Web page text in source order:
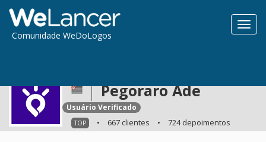
Comunidade WeDoLogos
Pegoraro Ade
Usuário Verificado
TOP • 667 clientes • 724 depoimentos